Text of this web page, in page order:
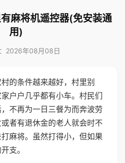
麻将机遥控器(免安装通
用)
2026年08月08日
的条件越来越好，村里别
户户几乎都有小车。村民们
不再为一日三餐为而奔波劳
者有退休金的老人就会时不
麻将。虽然打得小，但如果
支。